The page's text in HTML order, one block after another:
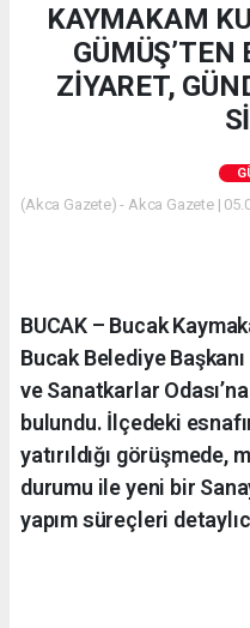
KAYMAKAM
ZİYARET,
(Akca Gazete) - Akca Gazete |
BUCAK – Bucak
Bucak Belediye
ve Sanatkarlar
bulundu. İlçedeki
yatırıldığı görüşmede,
durumu ile yeni bir
yapım süreçleri